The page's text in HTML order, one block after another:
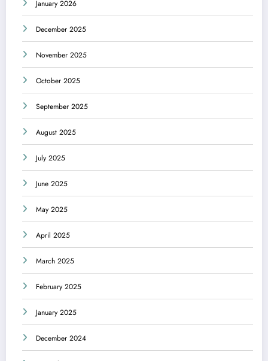
January 2026
December 2025
November 2025
October 2025
September 2025
August 2025
July 2025
June 2025
May 2025
April 2025
March 2025
February 2025
January 2025
December 2024